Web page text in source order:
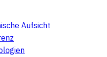
Aufsicht